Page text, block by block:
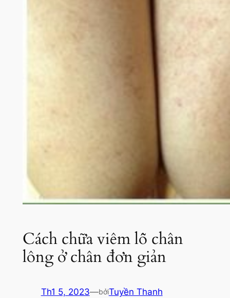
Cách chữa viêm lỗ chân
lông ở chân đơn giản
Th1 5, 2023—bởiTuyền Thanh